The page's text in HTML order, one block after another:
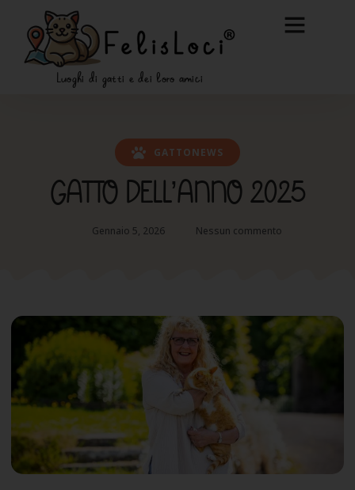
Luoghi di gatti e dei loro amici
GATTONEWS
GATTO DELL’ANNO 2025
Gennaio 5, 2026 Nessun commento